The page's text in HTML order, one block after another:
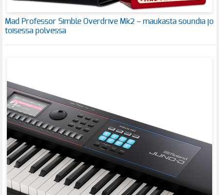
Mad Professor Simble Overdrive Mk2 – maukasta soundia jo
toisessa polvessa